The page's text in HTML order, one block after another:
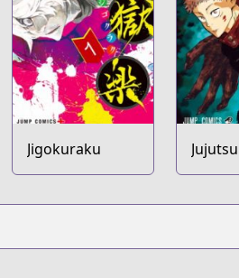
Jigokuraku